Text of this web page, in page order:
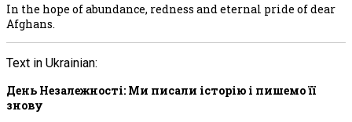
In the hope of abundance, redness and eternal pride of dear
Afghans.
Text in Ukrainian:
День Незалежності: Ми писали історію і пишемо її
знову